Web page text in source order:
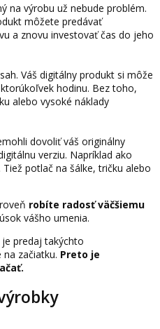
na výrobu už nebude problém.
môžete predávať
a znovu investovať čas do jeho
Váš digitálny produkt si môže
hodinu. Bez toho,
alebo vysoké náklady
dovoliť váš originálny
verziu. Napríklad ako
potlač na šálke, tričku alebo
robíte radosť väčšiemu
vášho umenia.
je predaj takýchto
začiatku. Preto je